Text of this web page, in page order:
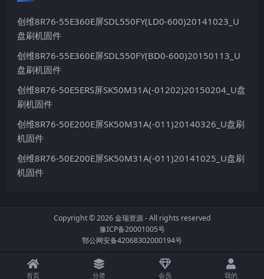
创维8R76-55E360E屏SDL550FY(LD0-600)20141023_U
盘刷机固件
创维8R76-55E360E屏SDL550FY(BD0-600)20150113_U
盘刷机固件
创维8R76-50E5ERS屏SK50M31A(-01202)20150204_U盘
刷机固件
创维8R76-50E200E屏SK50M31A(-011)20140326_U盘刷
机固件
创维8R76-50E200E屏SK50M31A(-011)20141025_U盘刷
机固件
Copyright © 2026金瑞资源- All rights reserved
豫ICP备20001005号
鄂公网安备42068302000194号
首页 分类 会员 我的